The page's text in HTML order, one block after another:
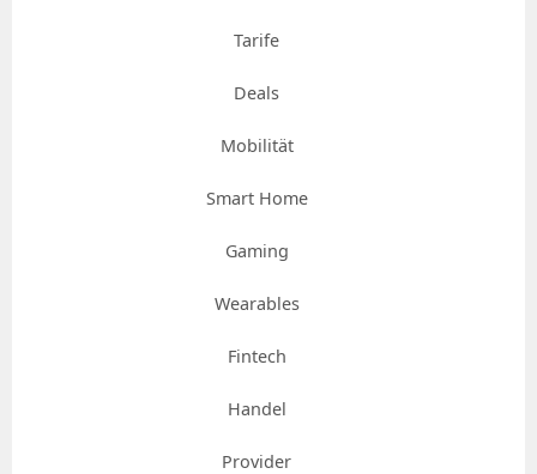
Tarife
Deals
Mobilität
Smart Home
Gaming
Wearables
Fintech
Handel
Provider